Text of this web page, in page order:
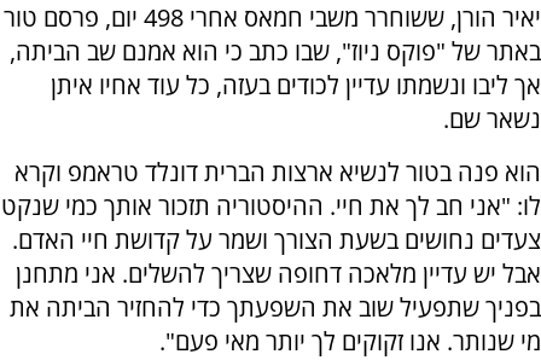
יאיר הורן, ששוחרר משבי חמאס אחרי 498 יום, פרסם טור
באתר של "פוקס ניוז", שבו כתב כי הוא אמנם שב הביתה,
אך ליבו ונשמתו עדיין לכודים בעזה, כל עוד אחיו איתן
נשאר שם.
הוא פנה בטור לנשיא ארצות הברית דונלד טראמפ וקרא
לו: "אני חב לך את חיי. ההיסטוריה תזכור אותך כמי שנקט
צעדים נחושים בשעת הצורך ושמר על קדושת חיי האדם.
אבל יש עדיין מלאכה דחופה שצריך להשלים. אני מתחנן
בפניך שתפעיל שוב את השפעתך כדי להחזיר הביתה את
מי שנותר. אנו זקוקים לך יותר מאי פעם".